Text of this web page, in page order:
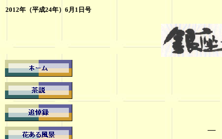
2012年（平成24年）6月1日号
―